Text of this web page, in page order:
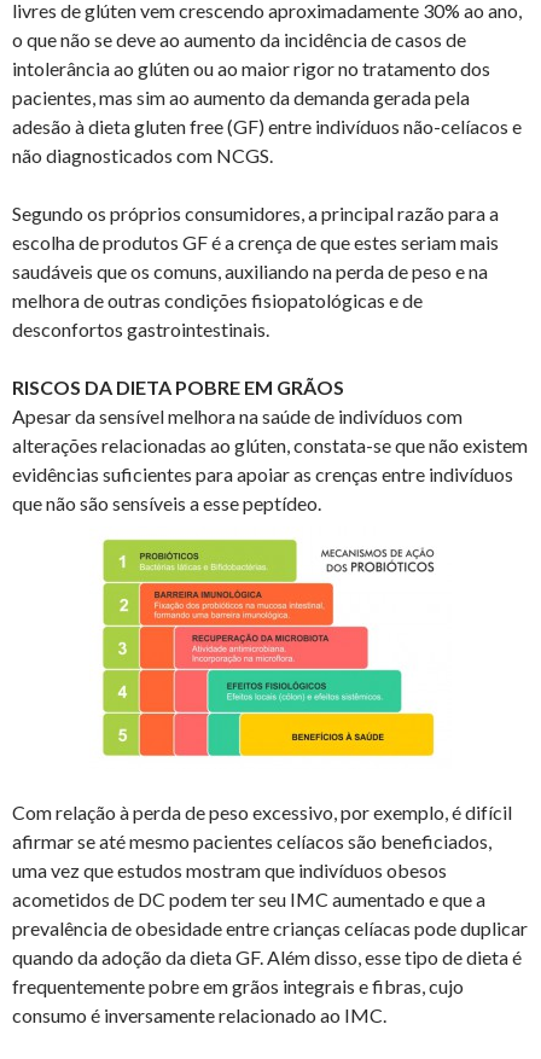
livres de glúten vem crescendo aproximadamente 30% ao ano,
o que não se deve ao aumento da incidência de casos de
intolerância ao glúten ou ao maior rigor no tratamento dos
pacientes, mas sim ao aumento da demanda gerada pela
adesão à dieta gluten free (GF) entre indivíduos não-celíacos e
não diagnosticados com NCGS.
Segundo os próprios consumidores, a principal razão para a
escolha de produtos GF é a crença de que estes seriam mais
saudáveis que os comuns, auxiliando na perda de peso e na
melhora de outras condições fisiopatológicas e de
desconfortos gastrointestinais.
RISCOS DA DIETA POBRE EM GRÃOS
Apesar da sensível melhora na saúde de indivíduos com
alterações relacionadas ao glúten, constata-se que não existem
evidências suficientes para apoiar as crenças entre indivíduos
que não são sensíveis a esse peptídeo.
Com relação à perda de peso excessivo, por exemplo, é difícil
afirmar se até mesmo pacientes celíacos são beneficiados,
uma vez que estudos mostram que indivíduos obesos
acometidos de DC podem ter seu IMC aumentado e que a
prevalência de obesidade entre crianças celíacas pode duplicar
quando da adoção da dieta GF. Além disso, esse tipo de dieta é
frequentemente pobre em grãos integrais e fibras, cujo
consumo é inversamente relacionado ao IMC.